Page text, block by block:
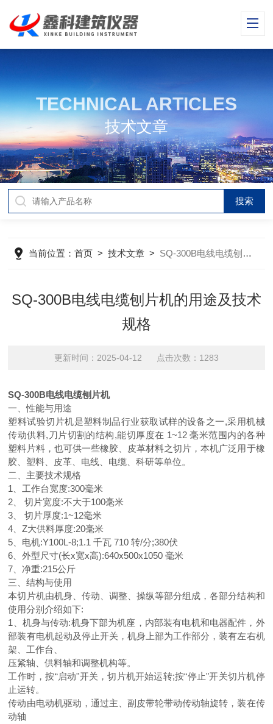
TECHNICAL ARTICLES
技术文章
当前位置：首页 >技术文章 > SQ-300B电线电缆刨片机的用途及技术规格
SQ-300B电线电缆刨片机的用途及技术
规格
更新时间：2025-04-12 点击次数：1283
SQ-300B电线电缆刨片机
一、性能与用途
塑料试验切片机是塑料制品行业获取试样的设备之一,采用机械
传动供料,刀片切割的结构,能切厚度在 1~12 毫米范围内的各种
塑料片料，也可供一些橡胶、皮革材料之切片，本机广泛用于橡
胶、塑料、皮革、电线、电缆、科研等单位。
二、主要技术规格
1、工作台宽度:300毫米
2、 切片宽度:不大于100毫米
3、 切片厚度:1~12毫米
4、Z大供料厚度:20毫米
5、电机:Y100L-8;1.1 千瓦 710 转/分;380伏
6、外型尺寸(长x宽x高):640x500x1050 毫米
7、净重:215公斤
三、结构与使用
本切片机由机身、传动、调整、操纵等部分组成，各部分结构和
使用分别介绍如下:
1、机身与传动:机身下部为机座，内部装有电机和电器配件，外
部装有电机起动及停止开关，机身上部为工作部分，装有左右机
架、工作台、
压紧轴、供料轴和调整机构等。
工作时，按“启动"开关，切片机开始运转;按“停止"开关切片机停
止运转。
传动由电动机驱动，通过主、副皮带轮带动传动轴旋转，装在传
动轴